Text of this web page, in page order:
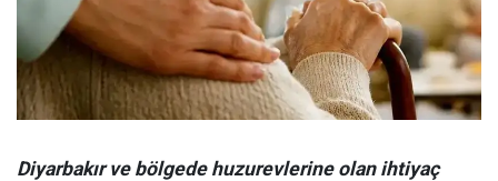
Diyarbakır ve bölgede huzurevlerine olan ihtiyaç